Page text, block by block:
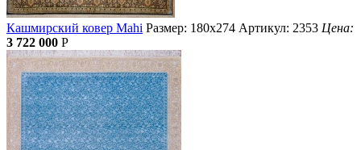
Кашмирский ковер Mahi Размер: 180х274 Артикул: 2353 Цена:
3 722 000 Р